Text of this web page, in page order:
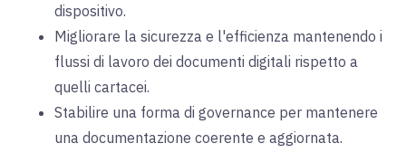
dispositivo.
Migliorare la sicurezza e l'efficienza mantenendo i
flussi di lavoro dei documenti digitali rispetto a
quelli cartacei.
Stabilire una forma di governance per mantenere
una documentazione coerente e aggiornata.